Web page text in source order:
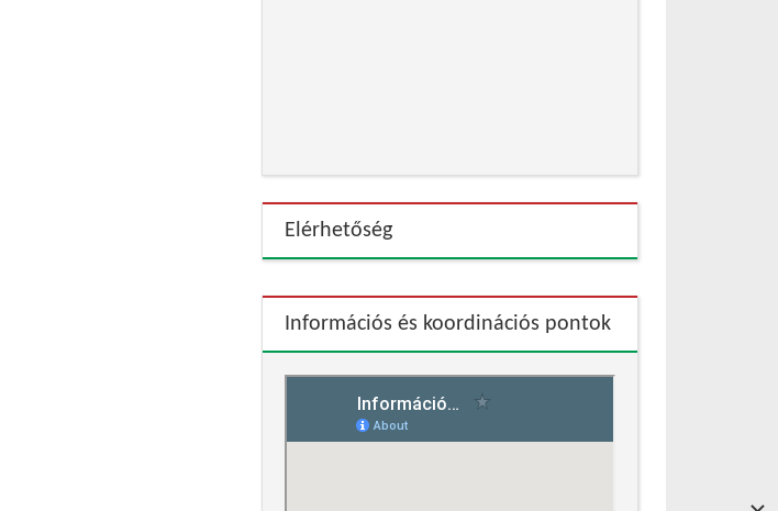
Elérhetőség
Információs és koordinációs pontok